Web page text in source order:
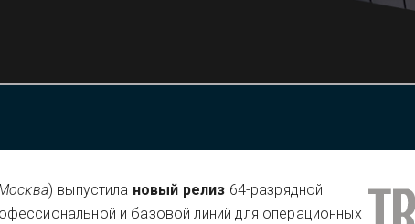
) выпустила новый релиз 64-разрядной
и базовой линий для операционных